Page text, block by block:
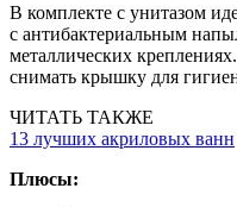
В комплекте с унитазом
с антибактериальным
металлических
снимать крышку для
ЧИТАТЬ ТАКЖЕ
13 лучших акриловых ванн
Плюсы: